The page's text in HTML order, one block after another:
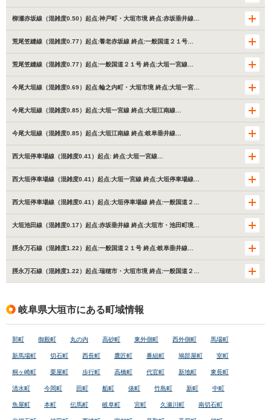
柳瀬赤坂線（混雑度0.50）起点:神戸町・大垣市境 終点:赤坂垂井線…
荒尾笠縫線（混雑度0.77）起点:養老赤坂線 終点:一般国道２１号…
荒尾笠縫線（混雑度0.77）起点:一般国道２１号 終点:大垣一宮線…
今尾大垣線（混雑度0.69）起点:輪之内町・大垣市境 終点:大垣一宮…
今尾大垣線（混雑度0.85）起点:大垣一宮線 終点:大垣江南線…
今尾大垣線（混雑度0.85）起点:大垣江南線 終点:岐阜垂井線…
西大垣停車場線（混雑度0.41）起点: 終点:大垣一宮線…
西大垣停車場線（混雑度0.41）起点:大垣一宮線 終点:大垣停車場線…
西大垣停車場線（混雑度0.41）起点:大垣停車場線 終点:一般国道２…
大垣池田線（混雑度0.17）起点:赤坂垂井線 終点:大垣市・池田町境…
脛永万石線（混雑度1.22）起点:一般国道２１号 終点:岐阜垂井線…
脛永万石線（混雑度1.22）起点:瑞穂市・大垣市境 終点:一般国道２…
岐阜県大垣市にある町域情報
郭町 御殿町 丸の内 高砂町 東外側町 西外側町 馬場町
新馬場町 切石町 西長町 鷹匠町 番組町 鳩部屋町 室町
桐ヶ崎町 栗屋町 歩行町 高橋町 代官町 新地町 東長町
清水町 今岡町 田町 船町 俵町 竹島町 新町 中町
魚屋町 本町 伝馬町 岐阜町 宮町 久瀬川町 南切石町